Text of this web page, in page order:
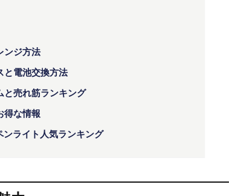
ンジ方法
と電池交換方法
と売れ筋ランキング
得な情報
ライト人気ランキング